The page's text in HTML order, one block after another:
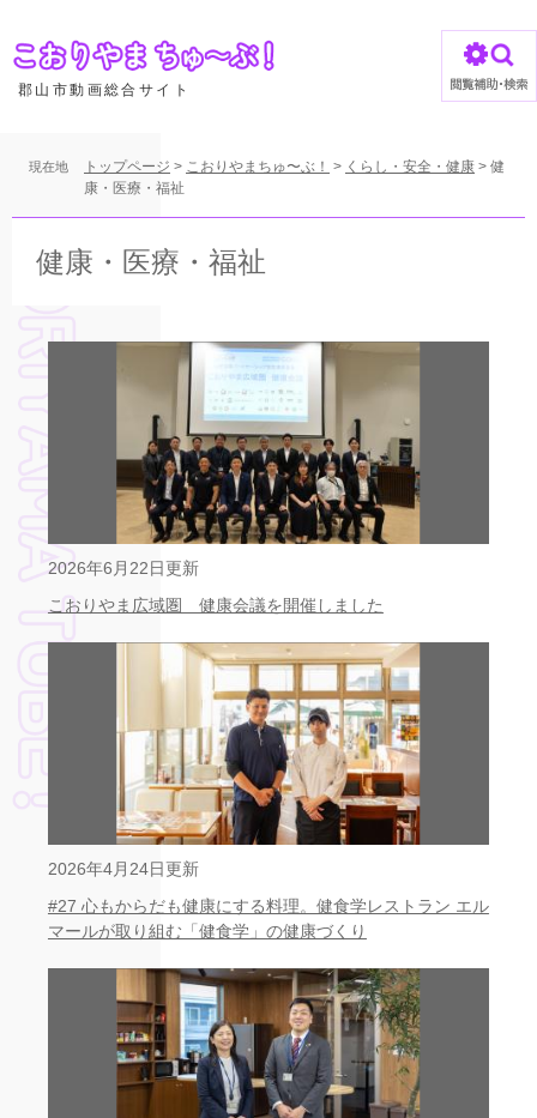
ジ
。
郡山市動画総合サイト
現在地 トップページ > こおりやまちゅ〜ぶ！ > くらし・安全・健康 > 健
康・医療・福祉
健康・医療・福祉
2026年6月22日更新
こおりやま広域圏 健康会議を開催しました
2026年4月24日更新
#27 心もからだも健康にする料理。健食学レストラン エル
マールが取り組む「健食学」の健康づくり